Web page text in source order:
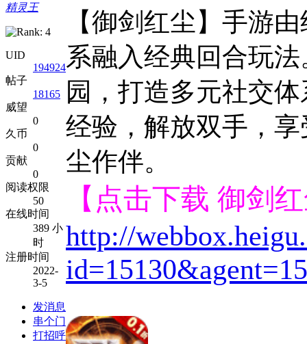
精灵王
UID
194924
帖子
18165
威望
0
久币
0
贡献
0
阅读权限
50
在线时间
389 小
时
注册时间
2022-
3-5
发消息
串个门
打招呼
【御剑红尘】手游
系融入经典回合玩
园，打造多元社交
经验，解放双手，
尘作伴。
【点击下载 御剑
http://